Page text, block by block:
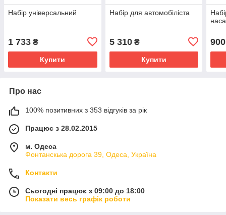
Набір універсальний
1 733 ₴
Купити
Набір для автомобіліста
5 310₴
Купити
900
Про нас
100% позитивних з 353 відгуків за рік
Працює з 28.02.2015
м. Одеса
Фонтанскька дорога 39, Одеса, Україна
Контакти
Сьогодні працює з 09:00 до 18:00
Показати весь графік роботи